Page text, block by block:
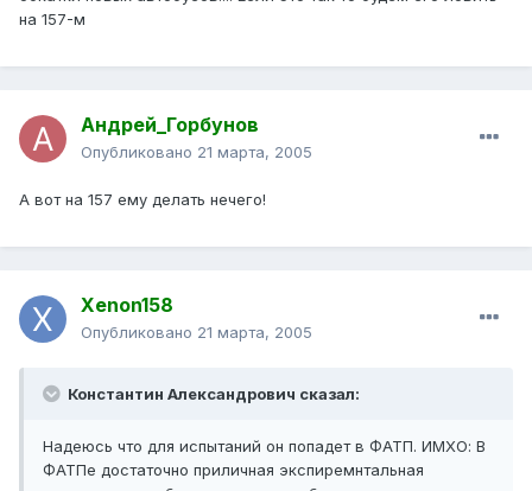
на 157-м
Андрей_Горбунов
Опубликовано 21 марта, 2005
А вот на 157 ему делать нечего!
Xenon158
Опубликовано 21 марта, 2005
Константин Александрович сказал:
Надеюсь что для испытаний он попадет в ФАТП. ИМХО: В
ФАТПе достаточно приличная экспиремнтальная